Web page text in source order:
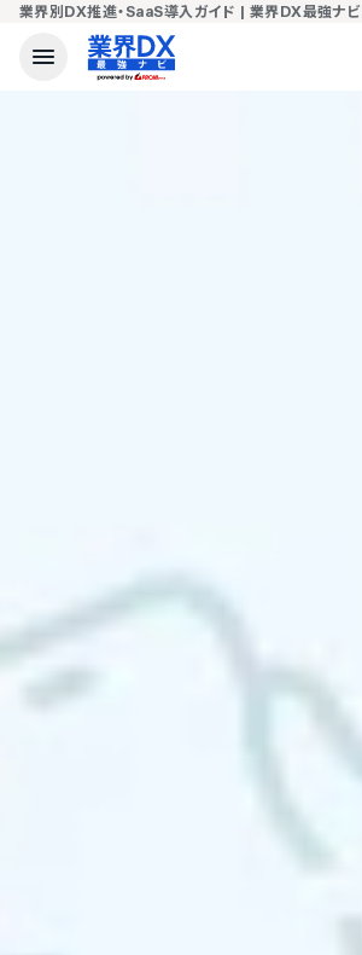
業界別DX推進・SaaS導入ガイド | 業界DX最強ナビ